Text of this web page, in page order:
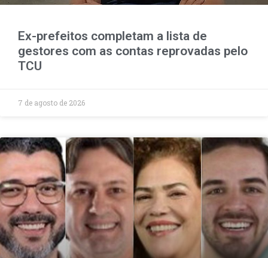
Ex-prefeitos completam a lista de
gestores com as contas reprovadas pelo
TCU
7 de agosto de 2026